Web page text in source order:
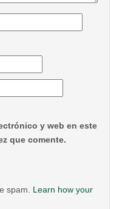
y web en este
que comente.
spam. Learn how your